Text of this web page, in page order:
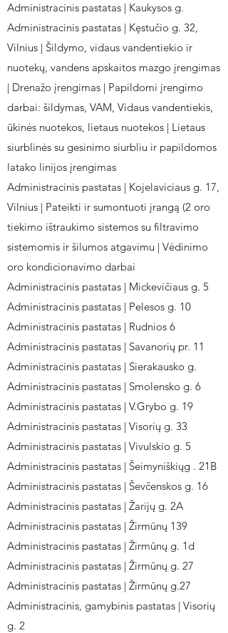
Administracinis pastatas | Kaukysos g.
Administracinis pastatas | Kęstučio g. 32,
Vilnius | Šildymo, vidaus vandentiekio ir
nuotekų, vandens apskaitos mazgo įrengimas
| Drenažo įrengimas | Papildomi įrengimo
darbai: šildymas, VAM, Vidaus vandentiekis,
ūkinės nuotekos, lietaus nuotekos | Lietaus
siurblinės su gesinimo siurbliu ir papildomos
latako linijos įrengimas
Administracinis pastatas | Kojelaviciaus g. 17,
Vilnius | Pateikti ir sumontuoti įrangą (2 oro
tiekimo ištraukimo sistemos su filtravimo
sistemomis ir šilumos atgavimu | Vėdinimo
oro kondicionavimo darbai
Administracinis pastatas | Mickevičiaus g. 5
Administracinis pastatas | Pelesos g. 10
Administracinis pastatas | Rudnios 6
Administracinis pastatas | Savanorių pr. 11
Administracinis pastatas | Sierakausko g.
Administracinis pastatas | Smolensko g. 6
Administracinis pastatas | V.Grybo g. 19
Administracinis pastatas | Visorių g. 33
Administracinis pastatas | Vivulskio g. 5
Administracinis pastatas | Šeimyniškiųg . 21B
Administracinis pastatas | Ševčenskos g. 16
Administracinis pastatas | Žarijų g. 2A
Administracinis pastatas | Žirmūnų 139
Administracinis pastatas | Žirmūnų g. 1d
Administracinis pastatas | Žirmūnų g. 27
Administracinis pastatas | Žirmūnų g.27
Administracinis, gamybinis pastatas | Visorių
g. 2